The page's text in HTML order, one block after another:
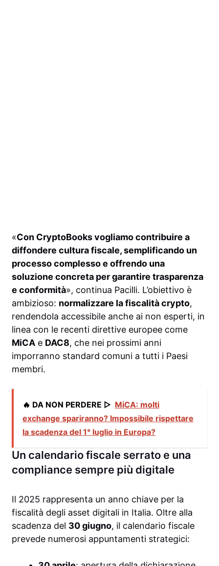
«Con CryptoBooks vogliamo contribuire a
diffondere cultura fiscale, semplificando un
processo complesso e offrendo una
soluzione concreta per garantire trasparenza
e conformità», continua Pacilli. L’obiettivo è
ambizioso: normalizzare la fiscalità crypto,
rendendola accessibile anche ai non esperti, in
linea con le recenti direttive europee come
MiCA e DAC8, che nei prossimi anni
imporranno standard comuni a tutti i Paesi
membri.
🔥 DA NON PERDERE ▷ MiCA: molti
exchange spariranno? Impossibile rispettare
la scadenza del 1° luglio in Europa?
Un calendario fiscale serrato e una
compliance sempre più digitale
Il 2025 rappresenta un anno chiave per la
fiscalità degli asset digitali in Italia. Oltre alla
scadenza del 30 giugno, il calendario fiscale
prevede numerosi appuntamenti strategici: